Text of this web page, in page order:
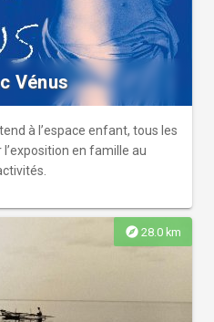
de la Camargue de part n
r La maîtrise des eaux
obtenue depuis le XIXème
les évolutions du climat qui
diminue, le débit
demandent aux activités
se réinventer pour perdurer.
Vénus
à l’espace enfant, tous les
en famille au
explore 28.0 km